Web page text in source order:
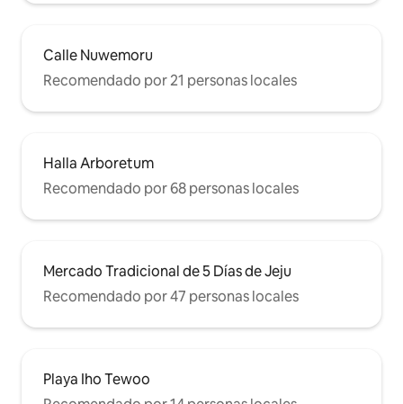
Calle Nuwemoru
Recomendado por 21 personas locales
Halla Arboretum
Recomendado por 68 personas locales
Mercado Tradicional de 5 Días de Jeju
Recomendado por 47 personas locales
Playa Iho Tewoo